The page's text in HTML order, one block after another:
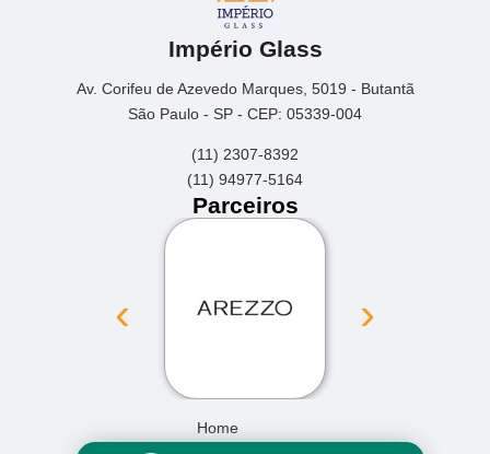
Império Glass
Av. Corifeu de Azevedo Marques, 5019 - Butantã
São Paulo - SP - CEP: 05339-004
(11) 2307-8392
(11) 94977-5164
Parceiros
‹ ›
Home